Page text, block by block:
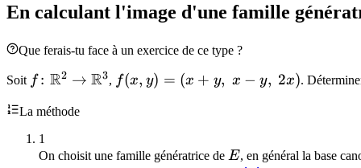
En calculant l'image d'une famille
Que ferais-tu face à un exercice de ce type ?
Soit f\colon\mathbb{R}^2\to\mathbb{R}^3
f : R2 → R3, f(x,y)=
f(x, y) = (x + y, x − y, 2x).
La méthode
1
On choisit une famille génératrice de E
E, en général la base